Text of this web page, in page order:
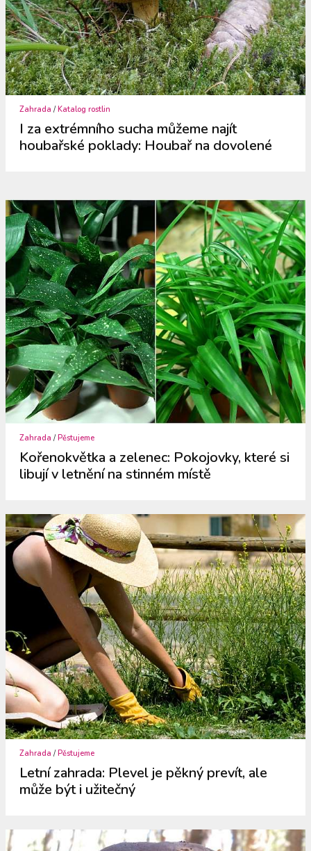
Zahrada /Katalog rostlin
I za extrémního sucha můžeme najít
houbařské poklady: Houbař na dovolené
Zahrada /Pěstujeme
Kořenokvětka a zelenec: Pokojovky, které si
libují v letnění na stinném místě
Zahrada /Pěstujeme
Letní zahrada: Plevel je pěkný prevít, ale
může být i užitečný